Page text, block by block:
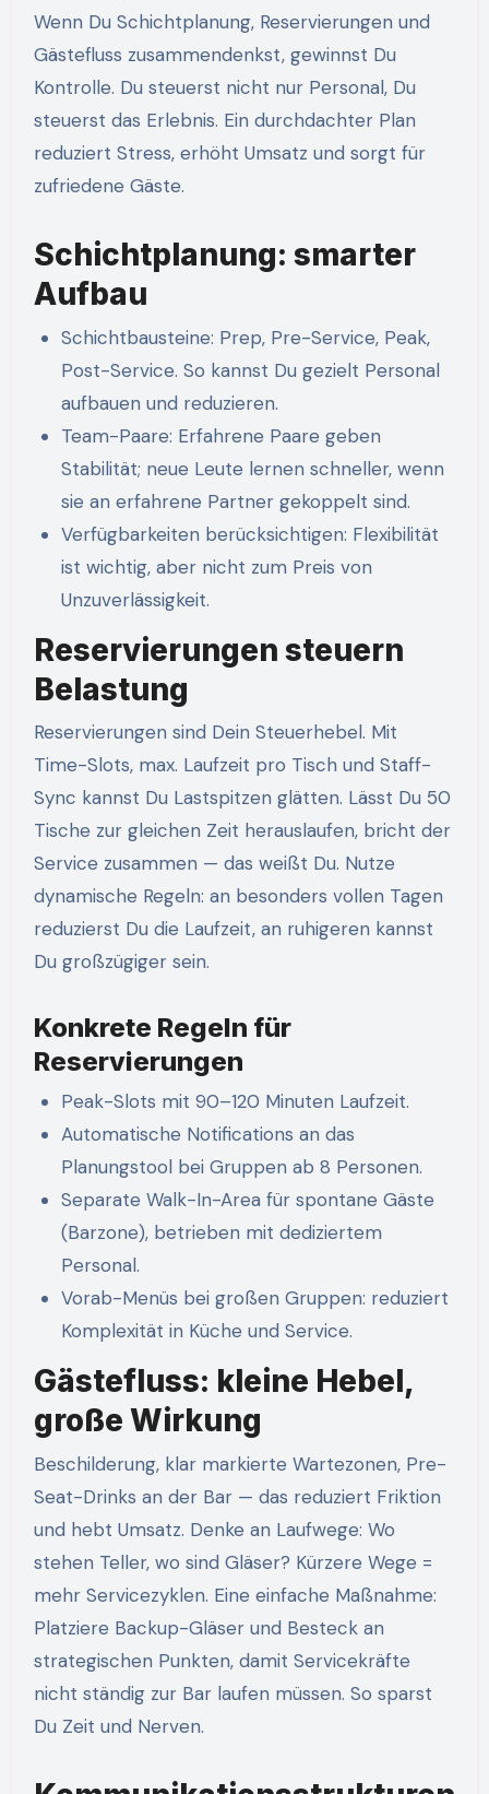
Wenn Du Schichtplanung, Reservierungen und
Gästefluss zusammendenkst, gewinnst Du
Kontrolle. Du steuerst nicht nur Personal, Du
steuerst das Erlebnis. Ein durchdachter Plan
reduziert Stress, erhöht Umsatz und sorgt für
zufriedene Gäste.
Schichtplanung: smarter
Aufbau
Schichtbausteine: Prep, Pre-Service, Peak,
Post-Service. So kannst Du gezielt Personal
aufbauen und reduzieren.
Team-Paare: Erfahrene Paare geben
Stabilität; neue Leute lernen schneller, wenn
sie an erfahrene Partner gekoppelt sind.
Verfügbarkeiten berücksichtigen: Flexibilität
ist wichtig, aber nicht zum Preis von
Unzuverlässigkeit.
Reservierungen steuern
Belastung
Reservierungen sind Dein Steuerhebel. Mit
Time-Slots, max. Laufzeit pro Tisch und Staff-
Sync kannst Du Lastspitzen glätten. Lässt Du 50
Tische zur gleichen Zeit herauslaufen, bricht der
Service zusammen — das weißt Du. Nutze
dynamische Regeln: an besonders vollen Tagen
reduzierst Du die Laufzeit, an ruhigeren kannst
Du großzügiger sein.
Konkrete Regeln für
Reservierungen
Peak-Slots mit 90–120 Minuten Laufzeit.
Automatische Notifications an das
Planungstool bei Gruppen ab 8 Personen.
Separate Walk-In-Area für spontane Gäste
(Barzone), betrieben mit dediziertem
Personal.
Vorab-Menüs bei großen Gruppen: reduziert
Komplexität in Küche und Service.
Gästefluss: kleine Hebel,
große Wirkung
Beschilderung, klar markierte Wartezonen, Pre-
Seat-Drinks an der Bar — das reduziert Friktion
und hebt Umsatz. Denke an Laufwege: Wo
stehen Teller, wo sind Gläser? Kürzere Wege =
mehr Servicezyklen. Eine einfache Maßnahme:
Platziere Backup-Gläser und Besteck an
strategischen Punkten, damit Servicekräfte
nicht ständig zur Bar laufen müssen. So sparst
Du Zeit und Nerven.